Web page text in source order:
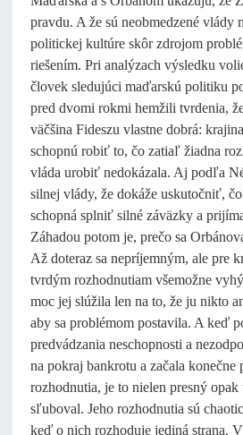
pravdu. A že sú neobmedzené vlády
politickej kultúre skôr zdrojom
riešením. Pri analýzach výsledku
človek sledujúci maďarskú politiku
pred dvomi rokmi hemžili tvrdenia,
väčšina Fideszu vlastne dobrá:
schopnú robiť to, čo zatiaľ žiadna
vláda urobiť nedokázala. Aj podľa
silnej vlády, že dokáže uskutočniť,
schopná splniť silné záväzky a
Záhadou potom je, prečo sa
Až doteraz sa nepríjemným, ale pre
tvrdým rozhodnutiam všemožne
moc jej slúžila len na to, že ju nikto
aby sa problémom postavila. A keď
predvádzania neschopnosti a
na pokraj bankrotu a začala
rozhodnutia, je to nielen presný opak
sľuboval. Jeho rozhodnutia sú
keď o nich rozhoduje jediná strana.